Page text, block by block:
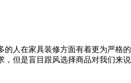
人在家具装修方面有着更为严
但是盲目跟风选择商品对我们